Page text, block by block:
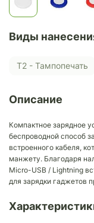
Виды
Т2 - Тампопечать
Описание
Компактное зарядное
беспроводной способ
встроенного кабеля,
манжету. Благодаря
Micro-USB / Lightning
для зарядки гаджетов